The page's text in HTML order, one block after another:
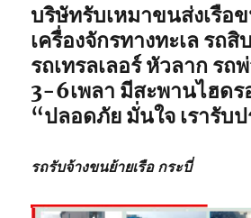
บริษัทรับเหมาขนส่งเรือ
เครื่องจักรทางทะเล รถ
รถเทรลเลอร์ หัวลาก รถ
3-6เพลา มีสะพานไฮดร
“ปลอดภัย มั่นใจ เรารับ
รถรับจ้างขนย้ายเรือ กระบี่